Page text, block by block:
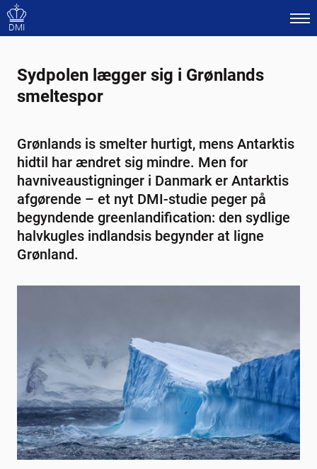
DMI
Sydpolen lægger sig i Grønlands
smeltespor
Grønlands is smelter hurtigt, mens Antarktis
hidtil har ændret sig mindre. Men for
havniveaustigninger i Danmark er Antarktis
afgørende – et nyt DMI-studie peger på
begyndende greenlandification: den sydlige
halvkugles indlandsis begynder at ligne
Grønland.